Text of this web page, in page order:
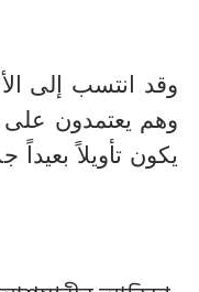
وقد انتسب إلى
وهم يعتمدون على
يكون تأويلاً